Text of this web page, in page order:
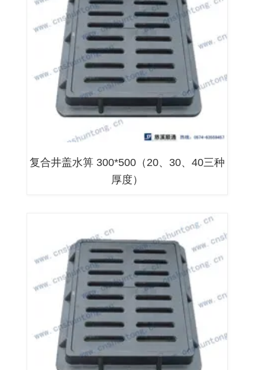
复合井盖水箅 300*500（20、30、40三种
厚度）